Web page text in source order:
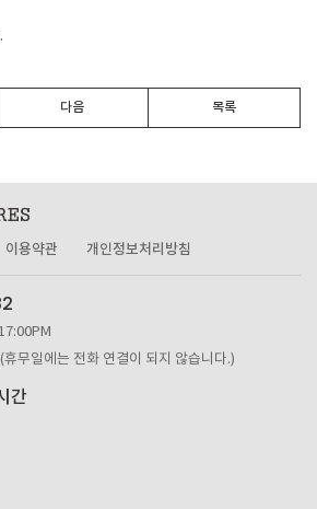
다음 목록
이용약관 개인정보처리방침
무일에는 전화 연결이 되지 않습니다.)
간